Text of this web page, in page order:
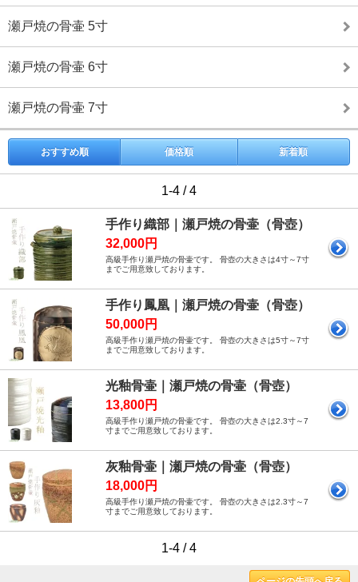
瀬戸焼の骨壷 5寸
瀬戸焼の骨壷 6寸
瀬戸焼の骨壷 7寸
おすすめ順 価格順 新着順
1-4 / 4
手作り織部｜瀬戸焼の骨壷（骨壺）
32,000円
高級手作り瀬戸焼の骨壷です。 骨壺の大きさは4寸～7寸
までご用意致しております。
手作り鳳凰｜瀬戸焼の骨壷（骨壺）
50,000円
高級手作り瀬戸焼の骨壷です。 骨壺の大きさは5寸～7寸
までご用意致しております。
光釉骨壷｜瀬戸焼の骨壷（骨壺）
13,800円
高級手作り瀬戸焼の骨壷です。 骨壺の大きさは2.3寸～7
寸までご用意致しております。
灰釉骨壷｜瀬戸焼の骨壷（骨壺）
18,000円
高級手作り瀬戸焼の骨壷です。 骨壺の大きさは2.3寸～7
寸までご用意致しております。
1-4 / 4